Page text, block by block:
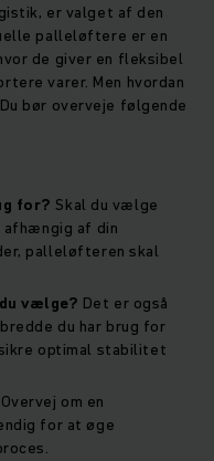
er valget af den
palleløftere er en
de giver en fleksibel
varer. Men hvordan
bør overveje følgende
for? Skal du vælge
af din
palleløfteren skal
vælge? Det er også
du har brug for
optimal stabilitet
Overvej om en
for at øge